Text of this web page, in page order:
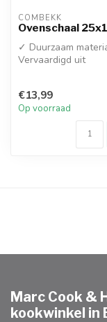
COMBEKK
Ovenschaal
✓ Duurzaam
Vervaardigd uit
✓ Compact fo...
€13,99
Op voorraad
Marc Cook &
kookwinkel in